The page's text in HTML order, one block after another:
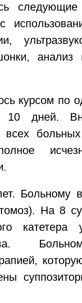
анализ
курсом по
дней.
Больному
На 8
катетера